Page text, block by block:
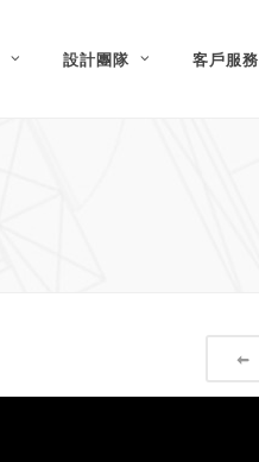
設計團隊 客戶服務